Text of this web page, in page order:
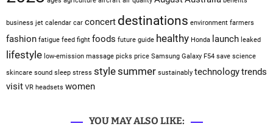
business jet calendar car concert destinations environment farmers
fashion fatigue feed fight foods future guide healthy Honda launch leaked
lifestyle low-emission massage picks price Samsung Galaxy F54 save science
skincare sound sleep stress stylesummer sustainably technologytrends
visit VR headsets women
YOU MAY ALSO LIKE: